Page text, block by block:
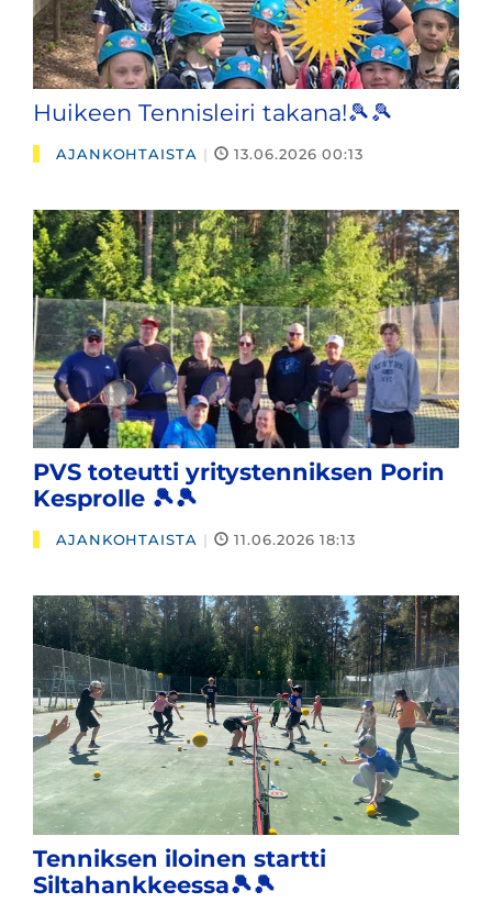
Huikeen Tennisleiri takana!🎾🎾
AJANKOHTAISTA | 13.06.2026 00:13
PVS toteutti yritystenniksen Porin
Kesprolle 🎾🎾
AJANKOHTAISTA | 11.06.2026 18:13
Tenniksen iloinen startti
Siltahankkeessa🎾🎾